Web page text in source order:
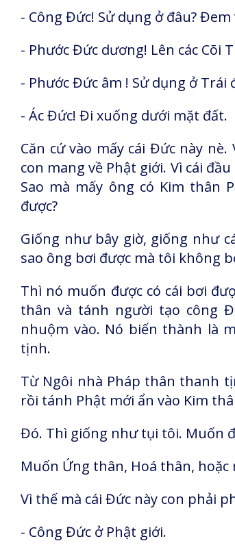
- Công Đức! Sử dụng ở đâu?
- Phước Đức dương! Lên các Cõi
- Phước Đức âm ! Sử dụng ở Trái
- Ác Đức! Đi xuống dưới mặt đất.
Căn cứ vào mấy cái Đức này
con mang về Phật giới. Vì cái
Sao mà mấy ông có Kim thân
được?
Giống như bây giờ, giống như
sao ông bơi được mà tôi không
Thì nó muốn được có cái bơi
thân và tánh người tạo công
nhuộm vào. Nó biến thành là
tịnh.
Từ Ngôi nhà Pháp thân thanh
rồi tánh Phật mới ẩn vào Kim
Đó. Thì giống như tụi tôi. Muốn
Muốn Ứng thân, Hoá thân,
Vì thế mà cái Đức này con phải
- Công Đức ở Phật giới.